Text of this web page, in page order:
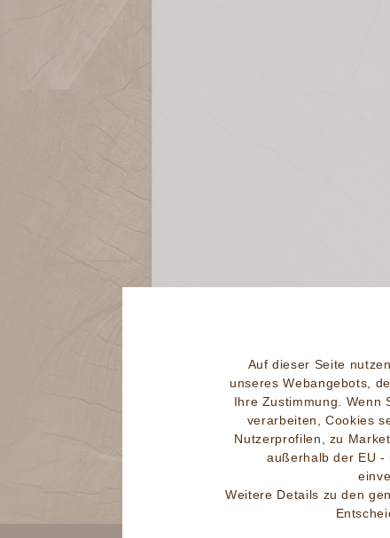
Auf dieser Seite
unseres Webangebots,
Ihre Zustimmung. Wenn
verarbeiten, Cookies
Nutzerprofilen, zu
außerhalb der EU -
Weitere Details zu den